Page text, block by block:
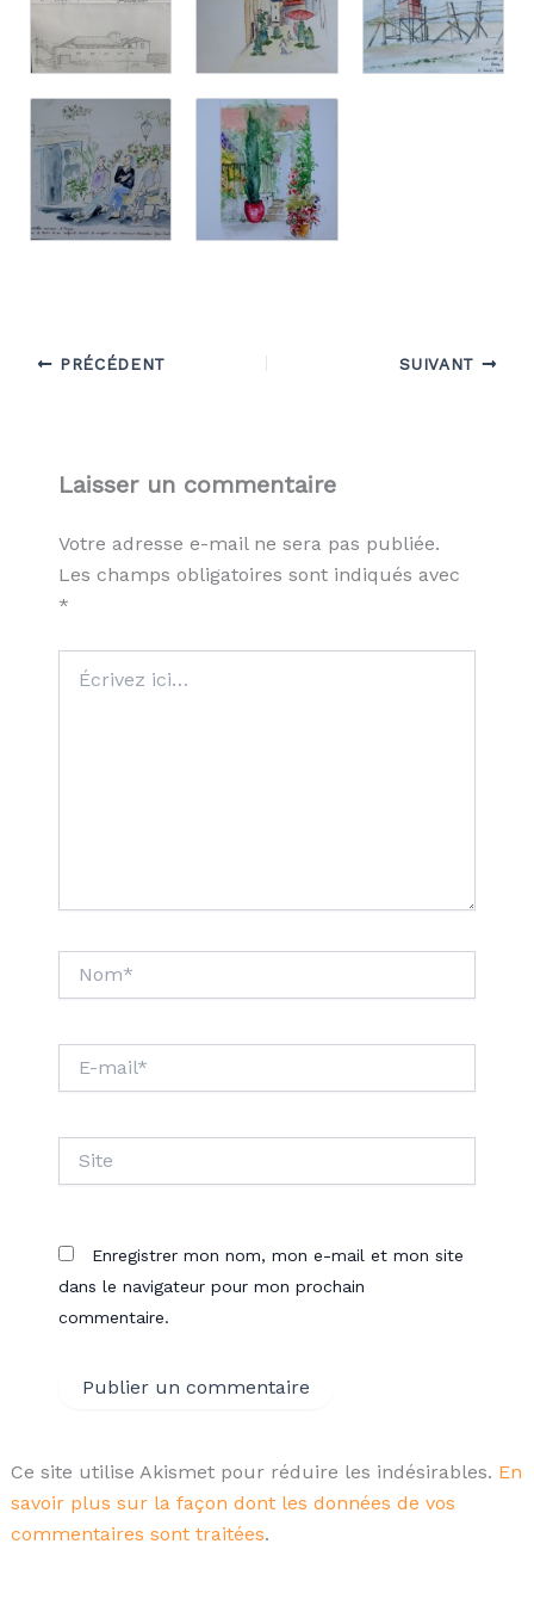
PRÉCÉDENT SUIVANT
Laisser un commentaire
Votre adresse e-mail ne sera pas publiée.
Les champs obligatoires sont indiqués avec
*
ici…
mail*
Enregistrer mon nom, mon e-mail et mon site
dans le navigateur pour mon prochain
commentaire.
Ce site utilise Akismet pour réduire les indésirables. En
savoir plus sur la façon dont les données de vos
commentaires sont traitées.